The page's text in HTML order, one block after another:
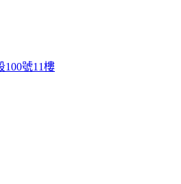
100號11樓